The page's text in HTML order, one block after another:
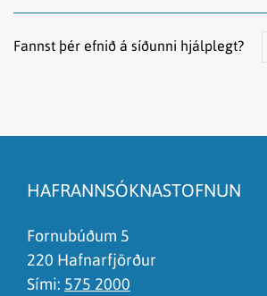
Fannst þér efnið á síðunni hjálplegt?
Það er of mikið efni á síðunni
Ég skil ekki efnið, finnst það of flókið
HAFRANNSÓKNASTOFNUN
Fornubúðum 5
220 Hafnarfjörður
Sími: 575 2000